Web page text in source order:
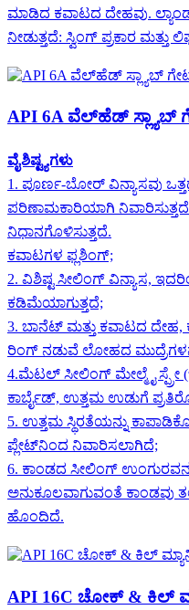
ಮಾಡಿದ ಕವಾಟದ ದೇಹವು.
ನೀಡುತ್ತದೆ: ಸ್ವಿಂಗ್ ಪ್ರಕಾರ ಮತ್ತು
API 6A ವೆಲ್‌ಹೆಡ್ ಸ್ಲ್ಯಾಬ್
ವೈಶಿಷ್ಟ್ಯಗಳು
1. ಪೂರ್ಣ-ಬೋರ್ ವಿನ್ಯಾಸವು
ಪರಿಣಾಮಕಾರಿಯಾಗಿ ನಿವಾರಿಸುತ್ತದೆ
ನಿಧಾನಗೊಳಿಸುತ್ತದೆ.
ಕವಾಟಗಳ ಫ್ಲಶಿಂಗ್;
2. ವಿಶಿಷ್ಟ ಸೀಲಿಂಗ್ ವಿನ್ಯಾಸ,
ಕಡಿಮೆಯಾಗುತ್ತದೆ;
3. ಬಾನೆಟ್ ಮತ್ತು ಕವಾಟದ ದೇಹ,
ರಿಂಗ್ ನಡುವೆ ಲೋಹದ
4.ಮೆಟಲ್ ಸೀಲಿಂಗ್ ಮೇಲ್ಮೈ
ಕಾರ್ಬೈಡ್, ಉತ್ತಮ ಉಡುಗೆ
5. ಉತ್ತಮ ಸ್ಥಿರತೆಯನ್ನು
ಪ್ಲೇಟ್‌ನಿಂದ ನಿವಾರಿಸಲಾಗಿದೆ;
6. ಕಾಂಡದ ಸೀಲಿಂಗ್
ಅನುಕೂಲವಾಗುವಂತೆ ಕಾಂಡವು
ಹೊಂದಿದೆ.
API 16C ಚೋಕ್ & ಕಿಲ್